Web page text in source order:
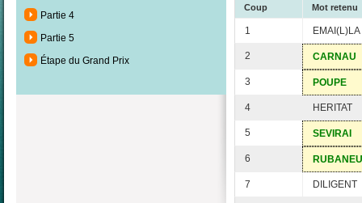
Partie 4
Partie 5
Étape du Grand Prix
Coup Mot retenu
1 EMAI(L)LA
2 CARNAU
3 POUPE
4 HERITAT
5 SEVIRAI
6
7 DILIGENT